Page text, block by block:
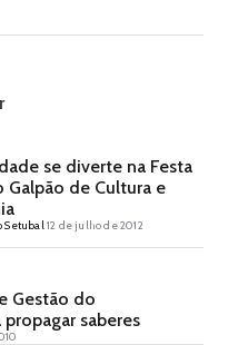
se diverte na Festa
Galpão de Cultura e
Setubal12 de julho de 2012
Gestão do
saberes